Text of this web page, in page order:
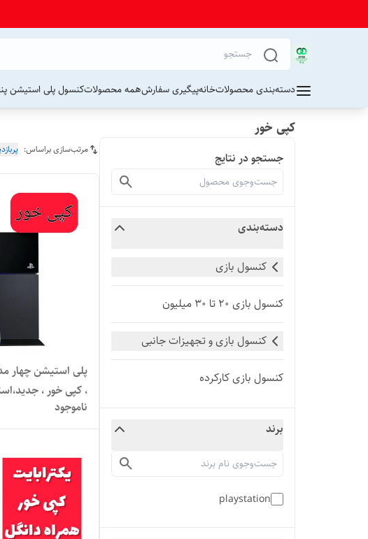
دسته‌بندی محصولاتخانهپیگیری سفارشهمه محصولاتکنسول پلی استیشن
کپی خور
جستجو در نتایج
دسته‌بندی
کنسول بازی
کنسول بازی ۲۰ تا ۳۰ میلیون
کنسول بازی و تجهیزات جانبی
کنسول بازی کارکرده
برند
playstation
مرتب‌سازی براساس:
پلی استیشن چهار
، کپی خور ،
ناموجود